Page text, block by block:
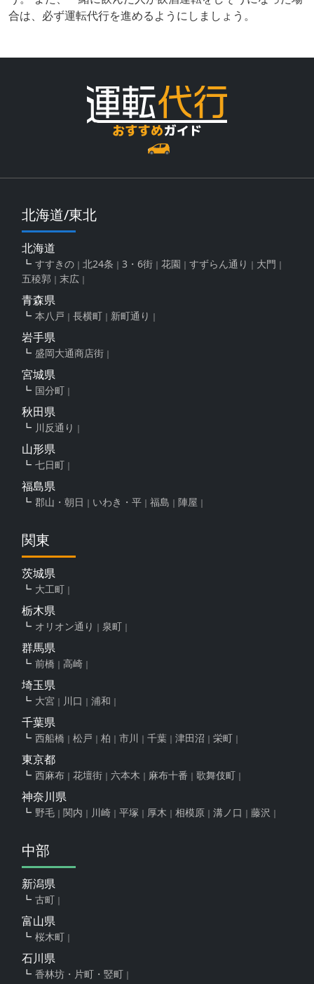
合は、必ず運転代行を進めるようにしましょう。
北海道/東北
北海道
すすきの 北24条 3・6街 花園 すずらん通り
大門
五稜郭
末広
青森県
本八戸 長横町 新町通り
岩手県
盛岡大通商店街
宮城県
国分町
秋田県
川反通り
山形県
七日町
福島県
郡山・朝日 いわき・平 福島 陣屋
関東
茨城県
大工町
栃木県
オリオン通り 泉町
群馬県
前橋 高崎
埼玉県
大宮 川口 浦和
千葉県
西船橋 松戸 柏 市川 千葉 津田沼 栄町
東京都
西麻布 花壇街 六本木 麻布十番 歌舞伎町
神奈川県
野毛 関内 川崎 平塚 厚木 相模原 溝ノ口 藤沢
中部
新潟県
古町
富山県
桜木町
石川県
香林坊・片町・竪町